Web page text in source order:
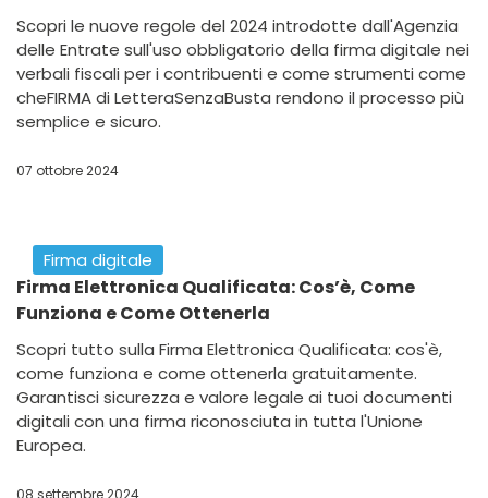
maggiore sicurezza.
18 ottobre 2024
Firma digitale
Firma digitale obbligatoria per i contribuenti nei
verbali dell'Agenzia delle Entrate